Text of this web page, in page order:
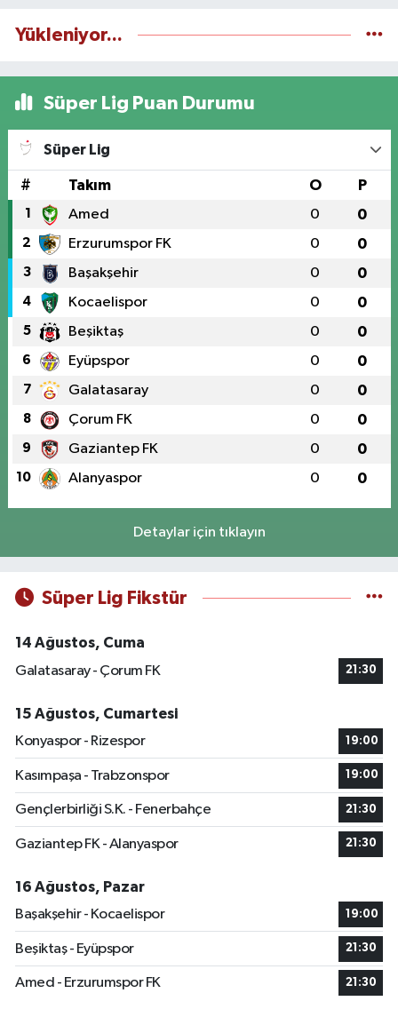
Yükleniyor...
Süper Lig Puan Durumu
Süper Lig
# Takım O P
1 Amed 0 0
2 Erzurumspor FK 0 0
3 Başakşehir 0 0
4 Kocaelispor 0 0
5 Beşiktaş 0 0
6 Eyüpspor 0 0
7 Galatasaray 0 0
8 Çorum FK 0 0
9 Gaziantep FK 0 0
10 Alanyaspor 0 0
Detaylar için tıklayın
Süper Lig Fikstür
14 Ağustos, Cuma
Galatasaray - Çorum FK
21:30
15 Ağustos, Cumartesi
Konyaspor - Rizespor
19:00
Kasımpaşa - Trabzonspor 19:00
Gençlerbirliği S.K. - Fenerbahçe 21:30
Gaziantep FK - Alanyaspor 21:30
16 Ağustos, Pazar
Başakşehir - Kocaelispor
19:00
Beşiktaş - Eyüpspor 21:30
Amed - Erzurumspor FK 21:30